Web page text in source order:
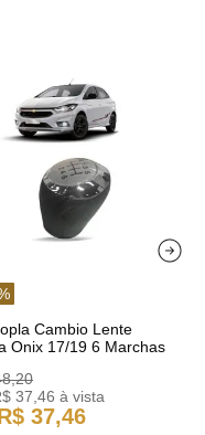
Cambio Lente
Onix 17/19 6 Marchas
,20
37 46 à vista
37,46